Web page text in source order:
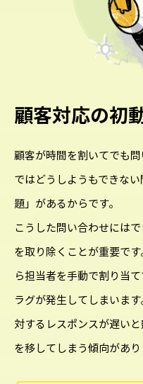
顧客対応の初
顧客が時間を割いてでも
ではどうしようもできな
題」があるからです。
こうした問い合わせには
を取り除くことが重要で
ら担当者を手動で割り当
ラグが発生してしまいま
対するレスポンスが遅い
を移してしまう傾向があり